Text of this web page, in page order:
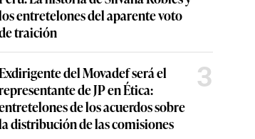
entretelones del aparente voto
traición
del Movadef será el
de JP en Ética:
de los acuerdos sobre
distribución de las comisiones
3